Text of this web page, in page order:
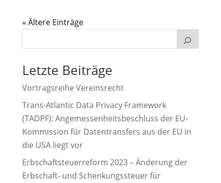
« Older Entries
Letzte Beiträge
Vortragsreihe Vereinsrecht
Trans-Atlantic Data Privacy Framework
(TADPF): Angemessenheitsbeschluss der EU-
Kommission für Datentransfers aus der EU in
die USA liegt vor
Erbschaftsteuerreform 2023 – Änderung der
Erbschaft- und Schenkungssteuer für